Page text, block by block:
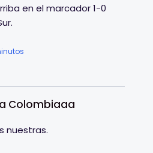
en el marcador 1-0
Colombiaaa
nuestras.